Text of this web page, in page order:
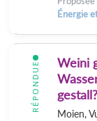
Énergie
RÉPONDUE
Weini
gestall?
Moien,